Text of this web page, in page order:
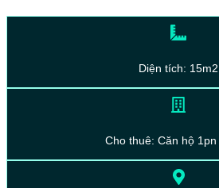
Diện tích: 15m2
Cho thuê: Căn hộ 1pn